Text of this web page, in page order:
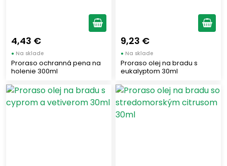
4,43 €
● Na sklade
Proraso ochranná pena na
holenie 300ml
9,23 €
● Na sklade
Proraso olej na bradu s
eukalyptom 30ml